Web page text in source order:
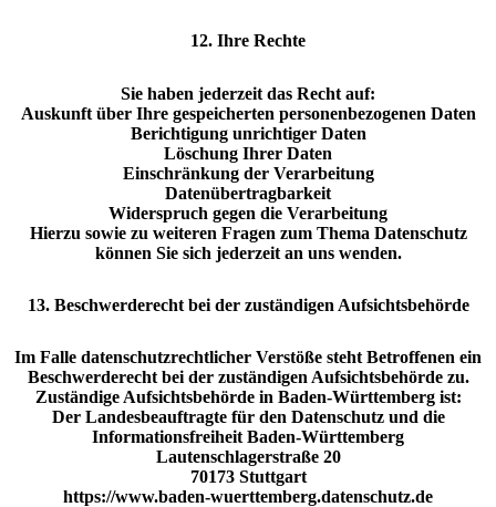
12. Ihre Rechte
Sie haben jederzeit das Recht auf:
Auskunft über Ihre gespeicherten personenbezogenen Daten
Berichtigung unrichtiger Daten
Löschung Ihrer Daten
Einschränkung der Verarbeitung
Datenübertragbarkeit
Widerspruch gegen die Verarbeitung
Hierzu sowie zu weiteren Fragen zum Thema Datenschutz
können Sie sich jederzeit an uns wenden.
13. Beschwerderecht bei der zuständigen Aufsichtsbehörde
Im Falle datenschutzrechtlicher Verstöße steht Betroffenen ein
Beschwerderecht bei der zuständigen Aufsichtsbehörde zu.
Zuständige Aufsichtsbehörde in Baden-Württemberg ist:
Der Landesbeauftragte für den Datenschutz und die
Informationsfreiheit Baden-Württemberg
Lautenschlagerstraße 20
70173 Stuttgart
https://www.baden-wuerttemberg.datenschutz.de